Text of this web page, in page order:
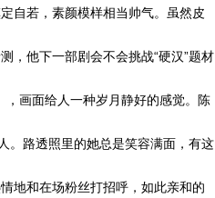
自若，素颜模样相当帅气。虽然皮
，他下一部剧会不会挑战“硬汉”题材
，画面给人一种岁月静好的感觉。陈
。路透照里的她总是笑容满面，有这
地和在场粉丝打招呼，如此亲和的